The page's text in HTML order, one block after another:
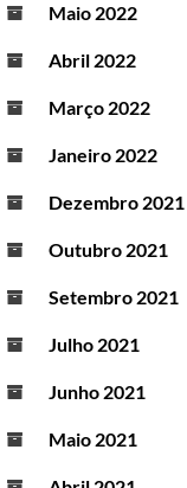
Maio 2022
Abril 2022
Março 2022
Janeiro 2022
Dezembro 2021
Outubro 2021
Setembro 2021
Julho 2021
Junho 2021
Maio 2021